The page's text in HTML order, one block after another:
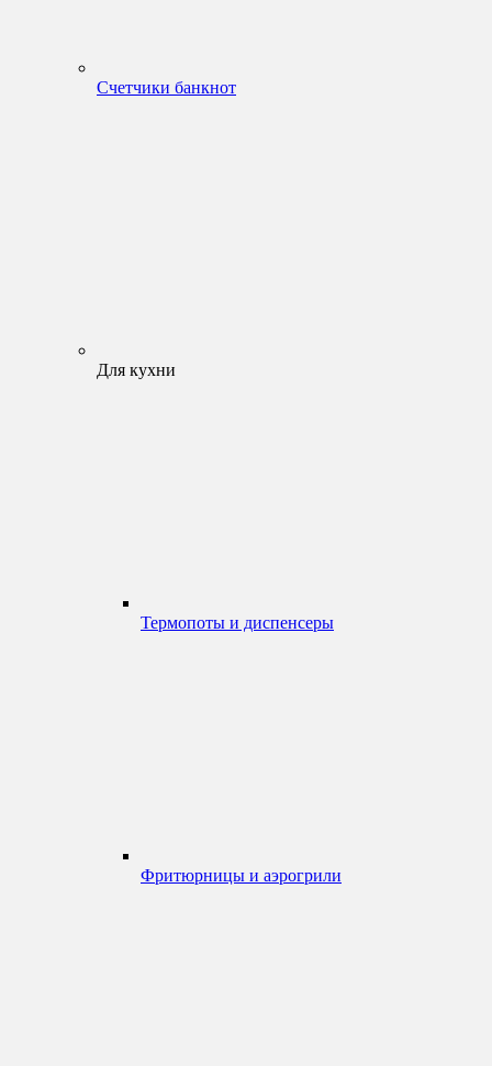
Счетчики банкнот
Для кухни
Термопоты и диспенсеры
Фритюрницы и аэрогрили